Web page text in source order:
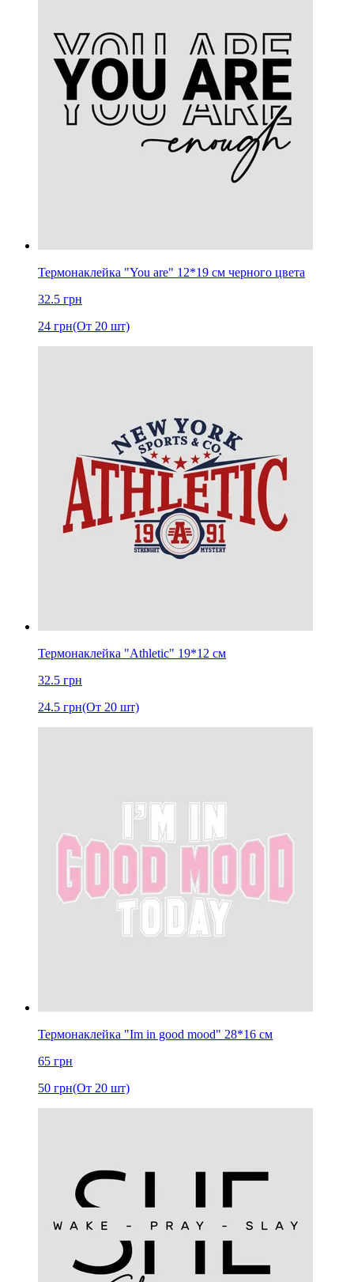
Термонаклейка "You are" 12*19 см черного цвета
32.5 грн
24 грн(От 20 шт)
Термонаклейка "Athletic" 19*12 см
32.5 грн
24.5 грн(От 20 шт)
Термонаклейка "Im in good mood" 28*16 cм
65 грн
50 грн(От 20 шт)